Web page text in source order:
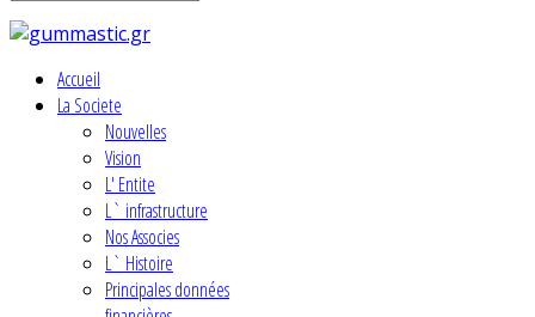
Accueil
La Societe
Nouvelles
Vision
L' Entite
L` infrastructure
Nos Associes
L` Histoire
Principales données